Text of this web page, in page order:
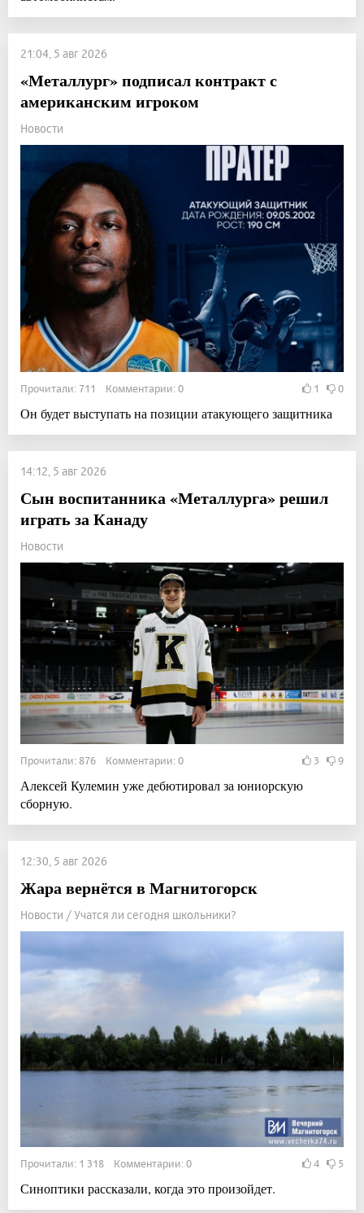
21:04, 5 авг 2026
«Металлург» подписал контракт с
американским игроком
Новости
Прочитали: 711 Комментарии: 0 1 0
Он будет выступать на позиции атакующего защитника
14:12, 5 авг 2026
Сын воспитанника «Металлурга» решил
играть за Канаду
Новости
Прочитали: 876 Комментарии: 0 3 9
Алексей Кулемин уже дебютировал за юниорскую
сборную.
12:30, 5 авг 2026
Жара вернётся в Магнитогорск
Новости / Учатся ли сегодня школьники?
Прочитали: 1 318 Комментарии: 0 4 5
Синоптики рассказали, когда это произойдет.